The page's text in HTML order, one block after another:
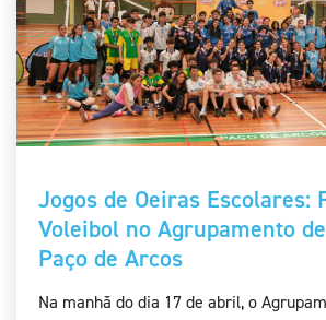
Jogos de Oeiras Escolares:
Voleibol no Agrupamento
Paço de Arcos
Na manhã do dia 17 de abril, o